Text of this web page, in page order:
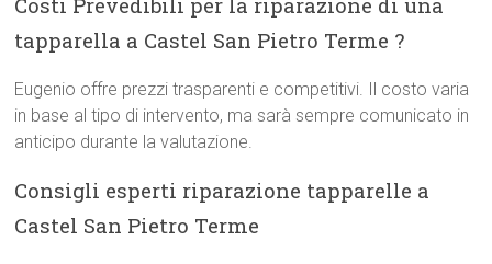
tapparella a Castel San Pietro Terme ?
Eugenio offre prezzi trasparenti e competitivi. Il costo varia
in base al tipo di intervento, ma sarà sempre comunicato in
anticipo durante la valutazione.
Consigli esperti riparazione tapparelle a
Castel San Pietro Terme